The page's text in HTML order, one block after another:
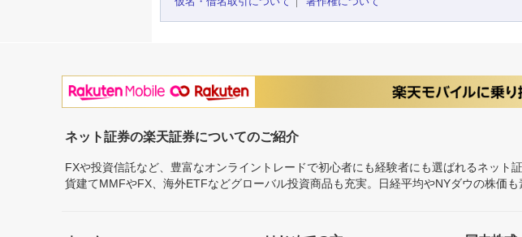
ネット証券の楽天証券についてのご紹介
FXや投資信託など、豊富なオンライントレードで初心者にも経験者にも選ばれるネッ
貨建てMMFやFX、海外ETFなどグローバル投資商品も充実。日経平均やNYダウの株価も